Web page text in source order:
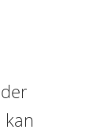
kan